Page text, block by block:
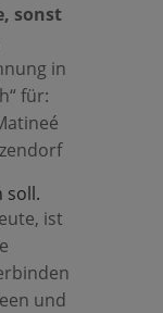
sonst
in
für:
soll.
ist
und